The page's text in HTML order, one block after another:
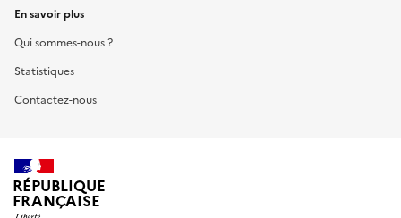
En savoir plus
Qui sommes-nous ?
Statistiques
Contactez-nous
RÉPUBLIQUE
FRANÇAISE